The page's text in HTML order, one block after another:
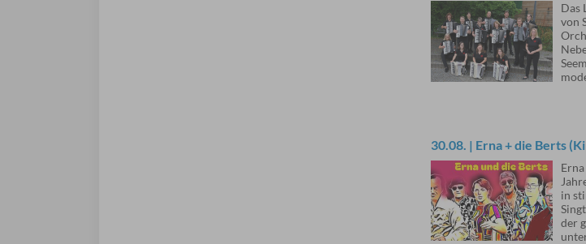
Das
von
30.08. | Erna + die Berts
in
der